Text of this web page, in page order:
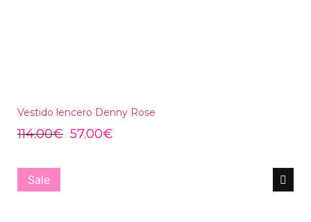
Vestido lencero Denny Rose
114.00€ 57.00€
Sale